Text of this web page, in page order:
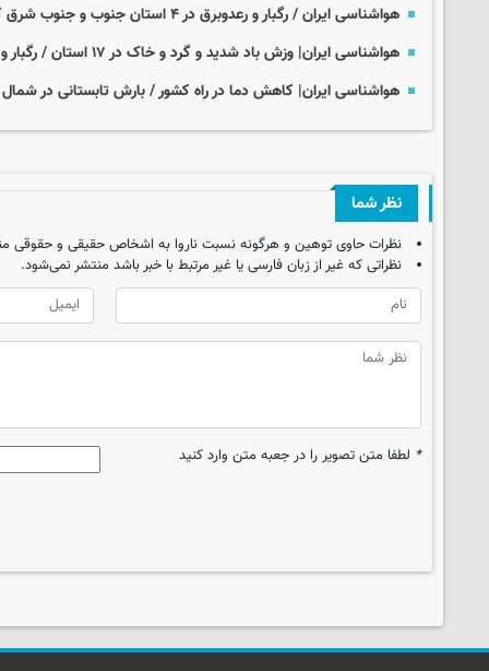
هواشناسی ایران / رگبار و رعدوبرق در ۴ استان جنوب و جنوب شرق کشور
هواشناسی ایران| وزش باد شدید و گرد و خاک در ۱۷ استان / رگبار و رعد و برق در جنوب کشور
هواشناسی ایران| کاهش دما در راه کشور / بارش تابستانی در
نظر شما
نظرات حاوی توهین و هرگونه نسبت ناروا به اشخاص حقیقی و حقوقی
نظراتی که غیر از زبان فارسی یا غیر مرتبط با خبر باشد منتشر نمی‌شود.
* لطفا متن تصویر را در جعبه متن وارد کنید